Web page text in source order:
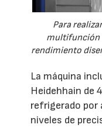
Para
multifunción
rendimiento
La máquina
Heidehhain de
refrigerado por
niveles de